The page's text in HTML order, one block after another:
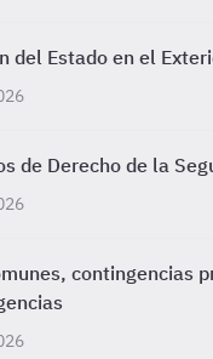
del Estado en el
de Derecho de la
contingencias